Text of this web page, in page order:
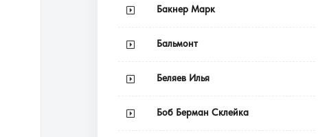
Бакнер Марк
Бальмонт
Беляев Илья
Боб Берман Склейка